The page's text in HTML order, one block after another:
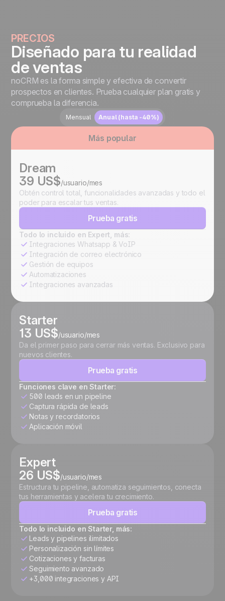
PRECIOS
Diseñado para tu realidad
de ventas
noCRM es la forma simple y efectiva de convertir
prospectos en clientes. Prueba cualquier plan gratis y
comprueba la diferencia.
Mensual Anual (hasta -40%)
Starter
13 US$/usuario/mes
Da el primer paso para cerrar más ventas. Exclusivo para
nuevos clientes.
Prueba gratis
Funciones clave en Starter:
500 leads en un pipeline
Captura rápida de leads
Notas y recordatorios
Aplicación móvil
Expert
26 US$/usuario/mes
Estructura tu pipeline, automatiza seguimientos, conecta
tus herramientas y acelera tu crecimiento.
Prueba gratis
Todo lo incluido en Starter, más:
Leads y pipelines ilimitados
Personalización sin límites
Cotizaciones y facturas
Seguimiento avanzado
+3,000 integraciones y API
Más popular
Dream
39 US$/usuario/mes
Obtén control total, funcionalidades avanzadas y todo el
poder para escalar tus ventas.
Prueba gratis
Todo lo incluido en Expert, más:
Integraciones Whatsapp & VoIP
Integración de correo electrónico
Gestión de equipos
Automatizaciones
Integraciones avanzadas